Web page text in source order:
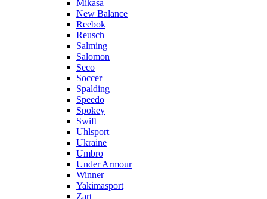
Mikasa
New Balance
Reebok
Reusch
Salming
Salomon
Seco
Soccer
Spalding
Speedo
Spokey
Swift
Uhlsport
Ukraine
Umbro
Under Armour
Winner
Yakimasport
Zart